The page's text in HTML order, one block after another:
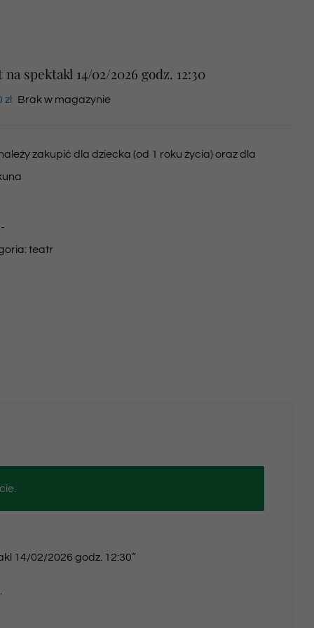
na spektakl 14/02/2026 godz. 12:30
zł Brak w magazynie
zakupić dla dziecka (od 1 roku życia) oraz dla
-
teatr
14/02/2026 godz. 12:30”